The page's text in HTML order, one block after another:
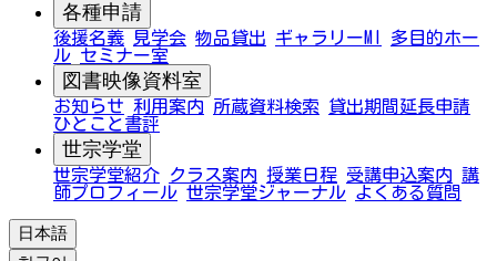
各種申請
後援名義 見学会 物品貸出 ギャラリーMI
多目的ホー
ル セミナー室
図書映像資料室
お知らせ 利用案内 所蔵資料検索
貸出期間延長申請
ひとこと書評
世宗学堂
世宗学堂紹介 クラス案内 授業日程 受講申込案内 講
師プロフィール 世宗学堂ジャーナル よくある質問
日本語